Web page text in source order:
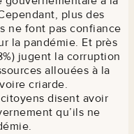
plus des
ne font pas confiance
la pandémie. Et près
jugent la corruption
allouées à la
criarde.
citoyens disent avoir
qu’ils ne